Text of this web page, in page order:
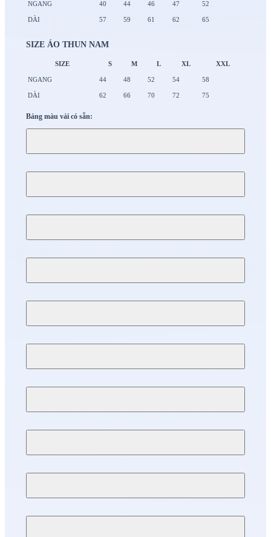
NGANG 40 44 46 47 52
DÀI 57 59 61 62 65
SIZE ÁO THUN NAM
SIZE S M L XL XXL
NGANG 44 48 52 54 58
DÀI 62 66 70 72 75
Bảng màu vải có sẵn: